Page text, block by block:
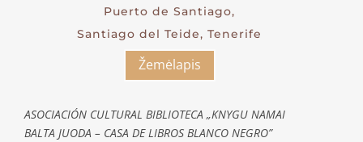
Puerto de Santiago,
Santiago del Teide, Tenerife
Žemėlapis
ASOCIACIÓN CULTURAL BIBLIOTECA „KNYGU NAMAI
BALTA JUODA – CASA DE LIBROS BLANCO NEGRO”